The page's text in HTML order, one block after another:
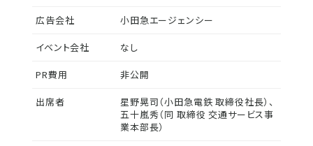
広告会社 小田急エージェンシー
イベント会社 なし
PR費用 非公開
出席者
星野晃司（小田急電鉄 取締役社長）、
五十嵐秀（同 取締役 交通サービス事
業本部長）